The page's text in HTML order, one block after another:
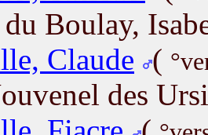
Boulay,
Claude (
des